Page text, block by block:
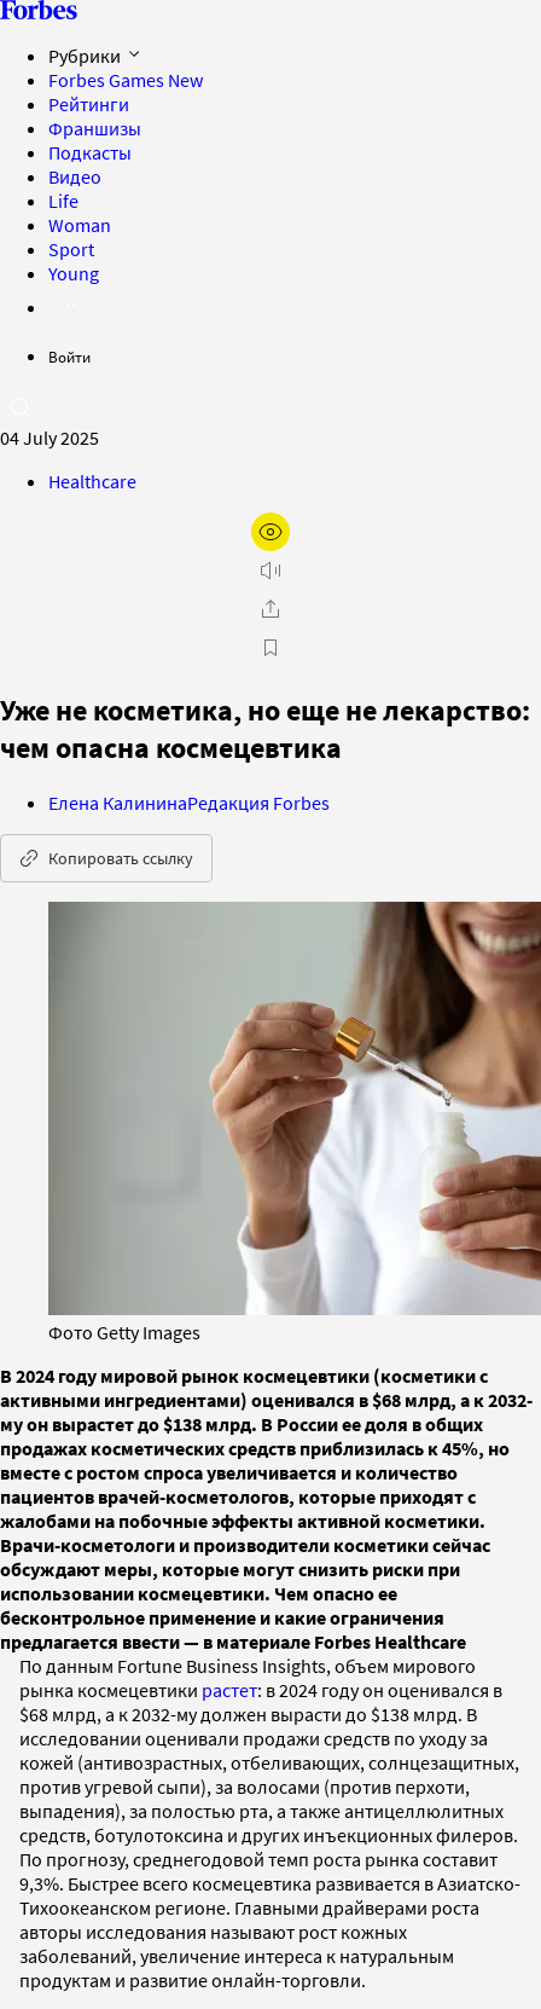
Рубрики
Forbes Games New
Рейтинги
Франшизы
Подкасты
Видео
Life
Woman
Sport
Young
Войти
04 July 2025
Healthcare
Уже не косметика, но еще не лекарство:
чем опасна космецевтика
Елена КалининаРедакция Forbes
Копировать ссылку
Фото Getty Images
В 2024 году мировой рынок космецевтики (косметики с
активными ингредиентами) оценивался в $68 млрд, а к 2032-
му он вырастет до $138 млрд. В России ее доля в общих
продажах косметических средств приблизилась к 45%, но
вместе с ростом спроса увеличивается и количество
пациентов врачей-косметологов, которые приходят с
жалобами на побочные эффекты активной косметики.
Врачи-косметологи и производители косметики сейчас
обсуждают меры, которые могут снизить риски при
использовании космецевтики. Чем опасно ее
бесконтрольное применение и какие ограничения
предлагается ввести — в материале Forbes Healthcare
По данным Fortune Business Insights, oбъем мирового
рынка космецевтики растет: в 2024 году он оценивался в
$68 млрд, а к 2032-му должен вырасти до $138 млрд. В
исследовании оценивали продажи средств по уходу за
кожей (антивозрастных, отбеливающих, солнцезащитных,
против угревой сыпи), за волосами (против перхоти,
выпадения), за полостью рта, а также антицеллюлитных
средств, ботулотоксина и других инъекционных филеров.
По прогнозу, среднегодовой темп роста рынка составит
9,3%. Быстрее всего космецевтика развивается в Азиатско-
Тихоокеанском регионе. Главными драйверами роста
авторы исследования называют рост кожных
заболеваний, увеличение интереса к натуральным
продуктам и развитие онлайн-торговли.